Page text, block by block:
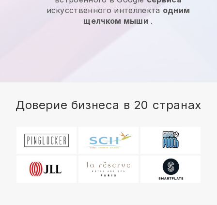
искусственного интеллекта одним
щелчком мыши .
Доверие бизнеса в 20 странах